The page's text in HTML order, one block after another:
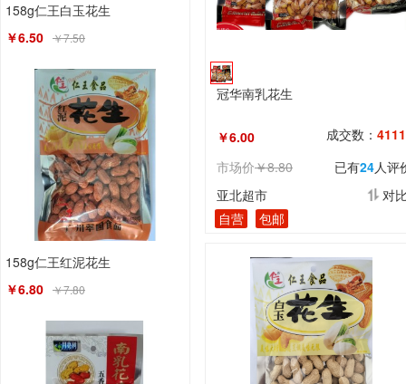
158g仁王白玉花生
￥6.50 ￥7.50
158g仁王红泥花生
￥6.80 ￥7.80
冠华南乳花生
￥6.00 成交数： 4111
市场价￥8.80 已有24人评
亚北超市
对
自营
包邮